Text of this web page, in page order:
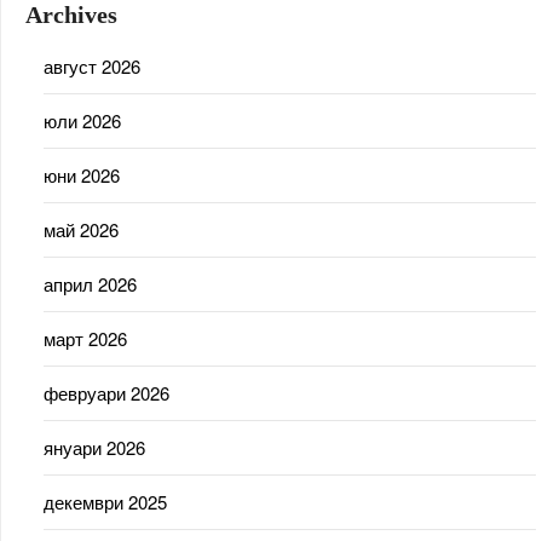
Archives
август 2026
юли 2026
юни 2026
май 2026
април 2026
март 2026
февруари 2026
януари 2026
декември 2025